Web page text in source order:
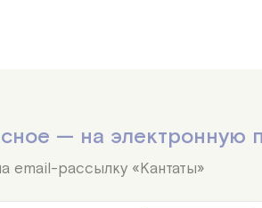
— на электронную
email-рассылку «Кантаты»